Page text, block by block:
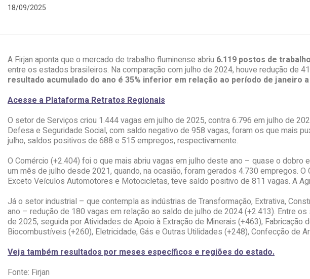
18/09/2025
A Firjan aponta que o mercado de trabalho fluminense abriu 6.119 postos de trabalho
entre os estados brasileiros. Na comparação com julho de 2024, houve redução de
resultado acumulado do ano é 35% inferior em relação ao período de janeiro
Acesse a Plataforma Retratos Regionais
O setor de Serviços criou 1.444 vagas em julho de 2025, contra 6.796 em julho de
Defesa e Seguridade Social, com saldo negativo de 958 vagas, foram os que mais
julho, saldos positivos de 688 e 515 empregos, respectivamente.
O Comércio (+2.404) foi o que mais abriu vagas em julho deste ano – quase o
um mês de julho desde 2021, quando, na ocasião, foram gerados 4.730 empregos.
Exceto Veículos Automotores e Motocicletas, teve saldo positivo de 811 vagas. A
Já o setor industrial – que contempla as indústrias de Transformação, Extrativa,
ano – redução de 180 vagas em relação ao saldo de julho de 2024 (+2.413). Entre
de 2025, seguida por Atividades de Apoio à Extração de Minerais (+463),
Biocombustíveis (+260), Eletricidade, Gás e Outras Utilidades (+248), Confecção de
Veja também resultados por meses específicos e regiões do estado.
Fonte: Firjan